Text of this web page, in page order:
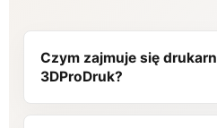
Czym zajmuje się
3DProDruk?